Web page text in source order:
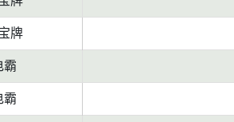
牌
霸
霸